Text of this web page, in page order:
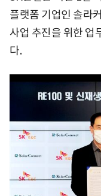
플랫폼 기업인 솔라
사업 추진을 위한 업
다.